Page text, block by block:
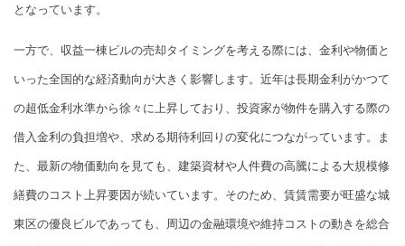
となっています。
一方で、収益一棟ビルの売却タイミングを考える際には、金利や物価と
いった全国的な経済動向が大きく影響します。近年は長期金利がかつて
の超低金利水準から徐々に上昇しており、投資家が物件を購入する際の
借入金利の負担増や、求める期待利回りの変化につながっています。ま
た、最新の物価動向を見ても、建築資材や人件費の高騰による大規模修
繕費のコスト上昇要因が続いています。そのため、賃賃需要が旺盛な城
東区の優良ビルであっても、周辺の金融環境や維持コストの動きを総合